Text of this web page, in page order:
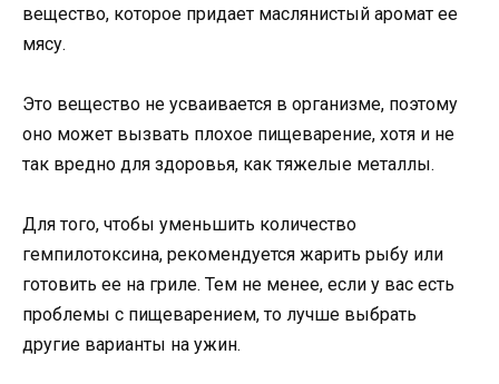
вещество, которое придает маслянистый аромат ее
мясу.
Это вещество не усваивается в организме, поэтому
оно может вызвать плохое пищеварение, хотя и не
так вредно для здоровья, как тяжелые металлы.
Для того, чтобы уменьшить количество
гемпилотоксина, рекомендуется жарить рыбу или
готовить ее на гриле. Тем не менее, если у вас есть
проблемы с пищеварением, то лучше выбрать
другие варианты на ужин.